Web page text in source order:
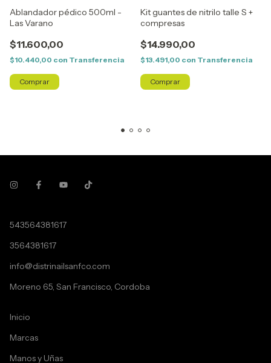
Ablandador pédico 500ml -
Las Varano
$11.600,00
$10.440,00 con Transferencia
Kit guantes de nitrilo talle S +
compresas
$14.990,00
$13.491,00 con Transferencia
543564381617
3564381617
info@distrinailsanfco.com
Moreno 65, San Francisco, Cordoba
Inicio
Marcas
Manos y Uñas